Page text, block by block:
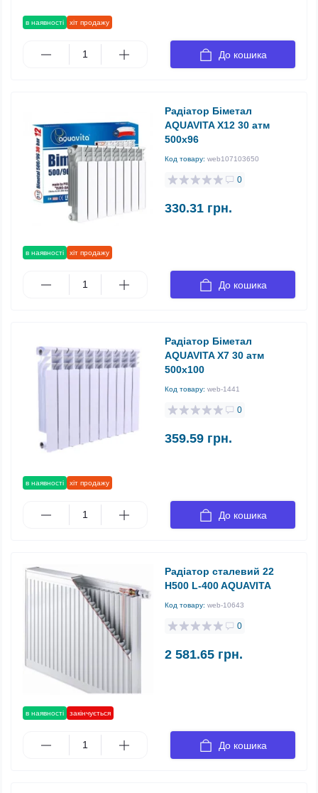
в наявності хіт продажу
До кошика
в наявності хіт продажу
Радіатор Біметал
AQUAVITA X12 30 атм
500х96
Код товару: web107103650
0
330.31 грн.
До кошика
в наявності хіт продажу
Радіатор Біметал
AQUAVITA Х7 30 атм
500х100
Код товару: web-1441
0
359.59 грн.
До кошика
в наявності закінчується
Радіатор сталевий 22
H500 L-400 AQUAVITA
Код товару: web-10643
0
2 581.65 грн.
До кошика